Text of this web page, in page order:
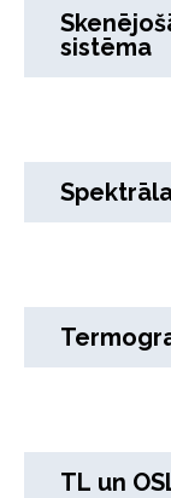
sistēma
TL un